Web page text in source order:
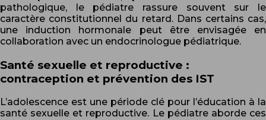
pathologique, le pédiatre rassure souvent sur le
caractère constitutionnel du retard. Dans certains cas,
une induction hormonale peut être envisagée en
collaboration avec un endocrinologue pédiatrique.
Santé sexuelle et reproductive :
contraception et prévention des IST
L’adolescence est une période clé pour l’éducation à la
santé sexuelle et reproductive. Le pédiatre aborde ces